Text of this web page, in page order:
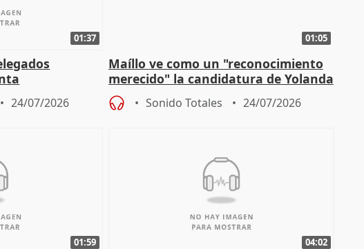
01:37
los
24/07/2026
01:05
Maíllo ve como un "reconocimiento
merecido" la candidatura de Yolanda
Díaz a la OIT
Sonido Totales 24/07/2026
01:59 04:02